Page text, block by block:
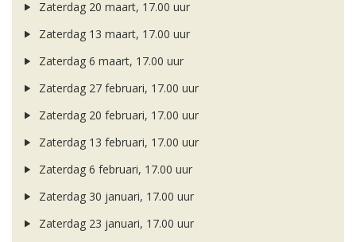
Zaterdag 20 maart, 17.00 uur
Zaterdag 13 maart, 17.00 uur
Zaterdag 6 maart, 17.00 uur
Zaterdag 27 februari, 17.00 uur
Zaterdag 20 februari, 17.00 uur
Zaterdag 13 februari, 17.00 uur
Zaterdag 6 februari, 17.00 uur
Zaterdag 30 januari, 17.00 uur
Zaterdag 23 januari, 17.00 uur